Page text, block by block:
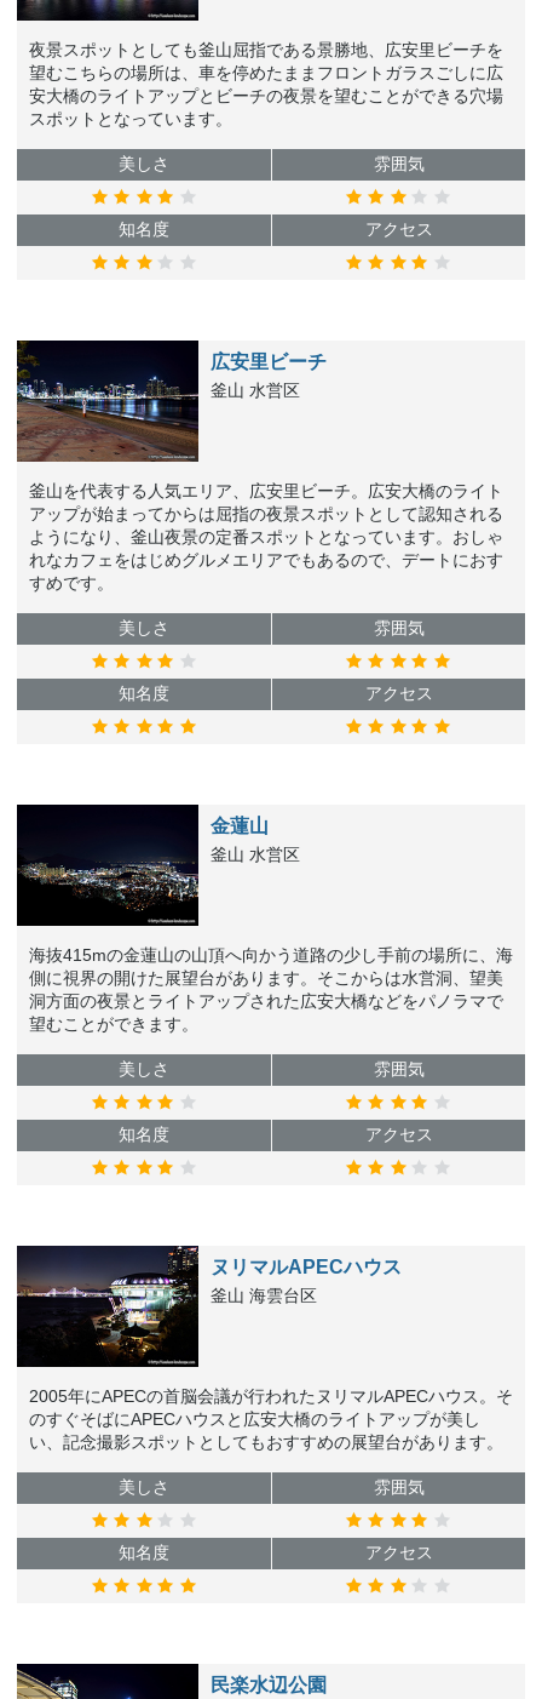
夜景スポットとしても釜山屈指である景勝地、広安里ビーチを
望むこちらの場所は、車を停めたままフロントガラスごしに広
安大橋のライトアップとビーチの夜景を望むことができる穴場
スポットとなっています。
美しさ 雰囲気
知名度 アクセス
広安里ビーチ
釜山 水営区
釜山を代表する人気エリア、広安里ビーチ。広安大橋のライト
アップが始まってからは屈指の夜景スポットとして認知される
ようになり、釜山夜景の定番スポットとなっています。おしゃ
れなカフェをはじめグルメエリアでもあるので、デートにおす
すめです。
美しさ 雰囲気
知名度 アクセス
金蓮山
釜山 水営区
海抜415mの金蓮山の山頂へ向かう道路の少し手前の場所に、海
側に視界の開けた展望台があります。そこからは水営洞、望美
洞方面の夜景とライトアップされた広安大橋などをパノラマで
望むことができます。
美しさ 雰囲気
知名度 アクセス
ヌリマルAPECハウス
釜山 海雲台区
2005年にAPECの首脳会議が行われたヌリマルAPECハウス。そ
のすぐそばにAPECハウスと広安大橋のライトアップが美し
い、記念撮影スポットとしてもおすすめの展望台があります。
美しさ 雰囲気
知名度 アクセス
民楽水辺公園